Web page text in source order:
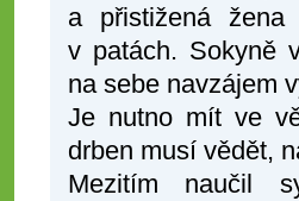
a přistižená žena
v patách. Sokyně
na sebe navzájem
Je nutno mít ve
drben musí vědět,
Mezitím naučil